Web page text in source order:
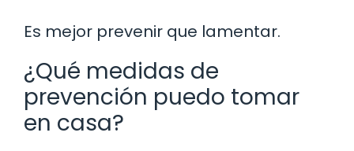
Es mejor prevenir que lamentar.
¿Qué medidas de
prevención puedo tomar
en casa?